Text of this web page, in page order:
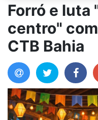
Forró e luta
centro"
CTB Bahia